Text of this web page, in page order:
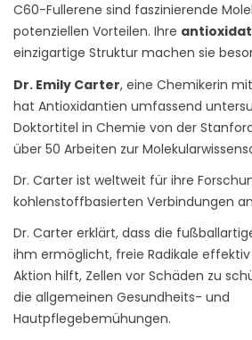
C60-Fullerene sind faszinierende
potenziellen Vorteilen. Ihre
einzigartige Struktur machen sie
Dr. Emily Carter, eine Chemikerin
hat Antioxidantien umfassend
Doktortitel in Chemie von der
über 50 Arbeiten zur
Dr. Carter ist weltweit für ihre
kohlenstoffbasierten Verbindungen
Dr. Carter erklärt, dass die
ihm ermöglicht, freie Radikale
Aktion hilft, Zellen vor Schäden zu
die allgemeinen Gesundheits- und
Hautpflegebemühungen.